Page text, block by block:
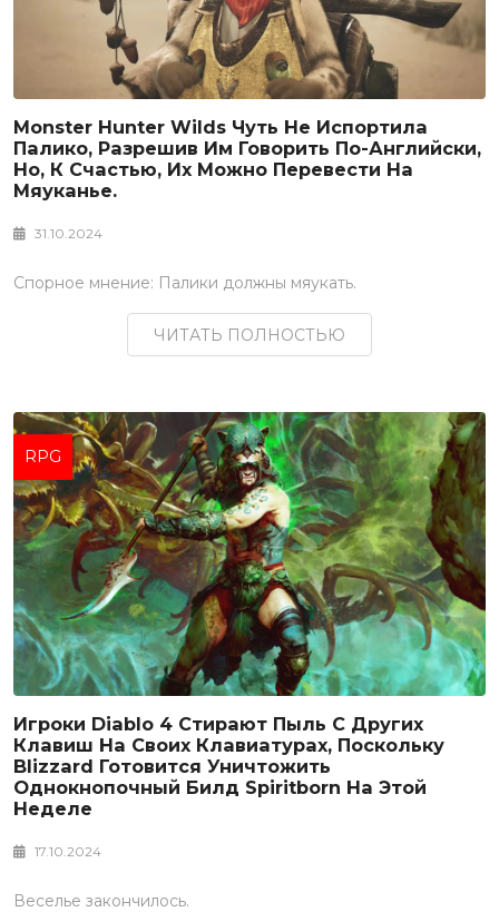
Monster Hunter Wilds Чуть Не Испортила
Палико, Разрешив Им Говорить По-Английски,
Но, К Счастью, Их Можно Перевести На
Мяуканье.
31.10.2024
Спорное мнение: Палики должны мяукать.
ЧИТАТЬ ПОЛНОСТЬЮ
RPG
Игроки Diablo 4 Стирают Пыль С Других
Клавиш На Своих Клавиатурах, Поскольку
Blizzard Готовится Уничтожить
Однокнопочный Билд Spiritborn На Этой
Неделе
17.10.2024
Веселье закончилось.